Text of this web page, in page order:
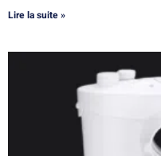
Lire la suite »